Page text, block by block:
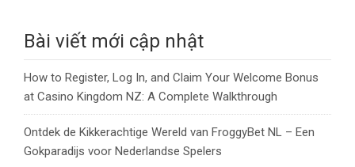
Bài viết mới cập nhật
How to Register, Log In, and Claim Your Welcome Bonus
at Casino Kingdom NZ: A Complete Walkthrough
Ontdek de Kikkerachtige Wereld van FroggyBet NL – Een
Gokparadijs voor Nederlandse Spelers